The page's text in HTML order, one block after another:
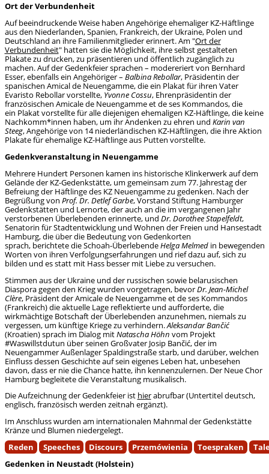
Ort der Verbundenheit
Auf beeindruckende Weise haben Angehörige ehemaliger KZ-Häftlinge
aus den Niederlanden, Spanien, Frankreich, der Ukraine, Polen und
Deutschland an ihre Familienmitglieder erinnert. Am "Ort der
Verbundenheit" hatten sie die Möglichkeit, ihre selbst gestalteten
Plakate zu drucken, zu präsentieren und öffentlich zugänglich zu
machen. Auf der Gedenkfeier sprachen – modereriert von Bernhard
Esser, ebenfalls ein Angehöriger – Balbina Rebollar, Präsidentin der
spanischen Amical de Neuengamme, die ein Plakat für ihren Vater
Evaristo Rebollar vorstellte, Yvonne Cossu, Ehrenpräsidentin der
französischen Amicale de Neuengamme et de ses Kommandos, die
ein Plakat vorstellte für alle diejenigen ehemaligen KZ-Häftlinge, die keine
Nachkomm*innen haben, um ihr Andenken zu ehren und Karin van
Steeg, Angehörige von 14 niederländischen KZ-Häftlingen, die ihre Aktion
Plakate für ehemalige KZ-Häftlinge aus Putten vorstellte.
Gedenkveranstaltung in Neuengamme
Mehrere Hundert Personen kamen ins historische Klinkerwerk auf dem
Gelände der KZ-Gedenkstätte, um gemeinsam zum 77. Jahrestag der
Befreiung der Häftlinge des KZ Neuengamme zu gedenken. Nach der
Begrüßung von Prof. Dr. Detlef Garbe, Vorstand Stiftung Hamburger
Gedenkstätten und Lernorte, der auch an die im vergangenen Jahr
verstorbenen Überlebenden erinnerte, und Dr. Dorothee Stapelfeldt,
Senatorin für Stadtentwicklung und Wohnen der Freien und Hansestadt
Hamburg, die über die Bedeutung von Gedenkorten
sprach, berichtete die Schoah-ÜberlebendeHelga Melmedin bewegenden
Worten von ihren Verfolgungserfahrungen und rief dazu auf, sich zu
bilden und es statt mit Hass besser mit Liebe zu versuchen.
Stimmen aus der Ukraine und der russischen sowie belarusischen
Diaspora gegen den Krieg wurden vorgetragen, bevorDr. Jean-Michel
Clère, Präsident der Amicale de Neuengamme et de ses Kommandos
(Frankreich) die aktuelle Lage reflektierte und aufforderte, die
wirkmächtige Botschaft der Überlebenden anzunehmen, niemals zu
vergessen, um künftige Kriege zu verhindern.Aleksandar Bančić
(Kroatien) sprach im Dialog mitNatascha Höhn vom Projekt
#Waswillstdutun über seinen Großvater Josip Bančić, der im
Neuengammer Außenlager Spaldingstraße starb, und darüber, welchen
Einfluss dessen Geschichte auf sein eigenes Leben hat, unbesehen
davon, dass er nie die Chance hatte, ihn kennenzulernen. Der Neue Chor
Hamburg begleitete die Veranstaltung musikalisch.
Die Aufzeichnung der Gedenkfeier ist hierabrufbar (Untertitel deutsch,
englisch, französisch werden zeitnah ergänzt).
Im Anschluss wurden am internationalen Mahnmal der Gedenkstätte
Kränze und Blumen niedergelegt.
Reden
Speeches Discours Przemówienia Toespraken
Gedenken in Neustadt (Holstein)